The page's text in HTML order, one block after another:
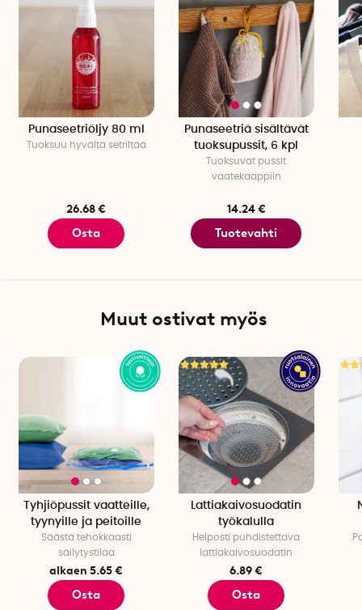
Punaseetriöljy 80 ml
Tuoksuu hyvältä setriltää
26.68 €
Osta
Punaseetriä sisältävät
tuoksupussit, 6 kpl
Tuoksuvat pussit
vaatekaappiin
14.24 €
Tuotevahti
Muut ostivat myös
Tyhjiöpussit vaatteille,
tyynyille ja peitoille
Säästä tehokkaasti
säilytystilaa
alkaen 5.65 €
Osta
Lattiakaivosuodatin
työkalulla
Helposti puhdistettava
lattiakaivosuodatin
6.89 €
Osta